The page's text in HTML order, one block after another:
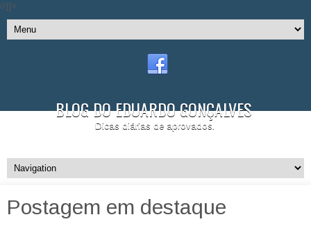
//]]>
BLOG DO EDUARDO GONÇALVES
Dicas diárias de aprovados.
Postagem em destaque